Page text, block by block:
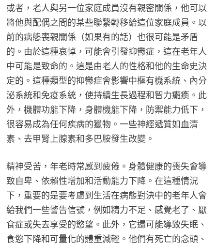
或者，老人與另一位家庭成員沒有親密關係，他可以
將他與配偶之間的某些聯繫轉移給這位家庭成員。以
前的病態喪親關係（如果有的話）也很可能是矛盾
的。由於這種哀悼，可能會引發抑鬱症，這在老年人
中可能是致命的。這是由老人的性格和他的生命史決
定的。這種類型的抑鬱症會影響中樞有機系統、內分
泌系統和免疫系統，使持續生長過程和智力癱瘓。此
外，機體功能下降，身體機能下降，防禦能力低下，
很容易成為任何疾病的獵物。一些神經遞質如血清
素、去甲腎上腺素和多巴胺發生改變。
精神受苦，年老時常感到疲倦。身體健康的喪失會導
致自卑、依賴性增加和活動能力下降。在這種情況
下，重要的是要考慮到生活在病態對決中的老年人會
給我們一些警告信號，例如精力不足、感覺老了、厭
食症或失去享受的慾望。此外，它還可能導致失眠、
食慾下降和可量化的體重減輕。他們有死亡的念頭、